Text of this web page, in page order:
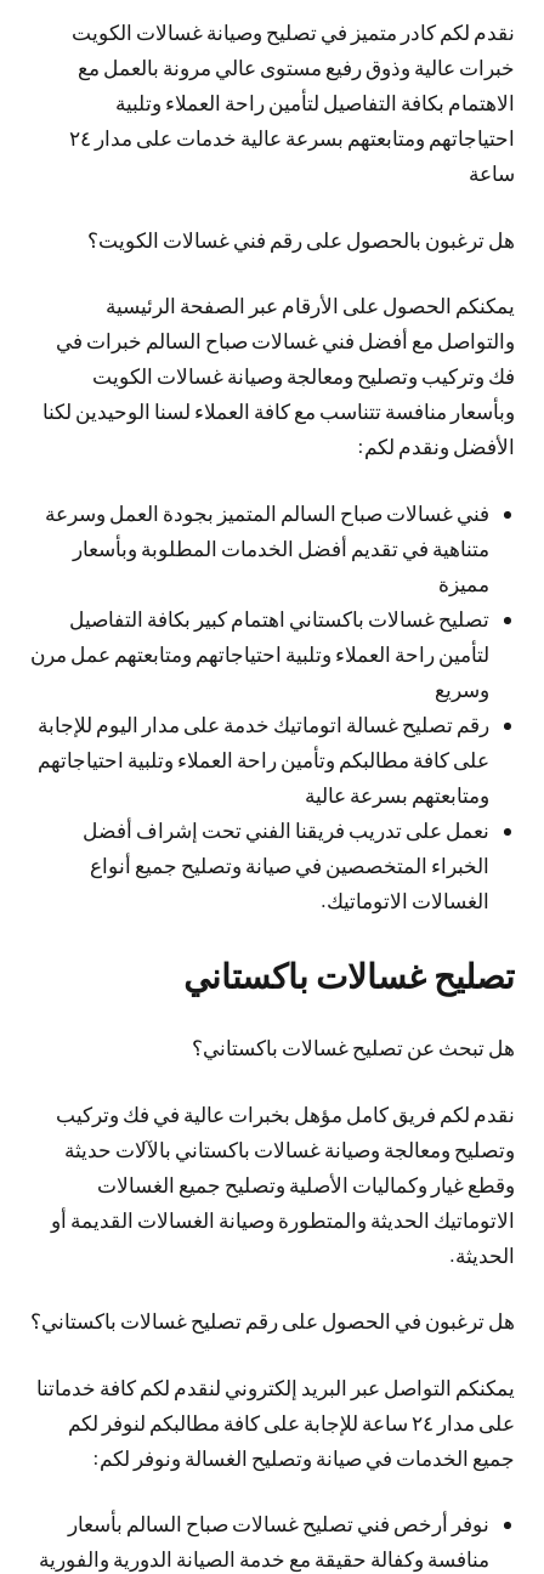
نقدم لكم كادر متميز في تصليح وصيانة غسالات الكويت
خبرات عالية وذوق رفيع مستوى عالي مرونة بالعمل مع
الاهتمام بكافة التفاصيل لتأمين راحة العملاء وتلبية
احتياجاتهم ومتابعتهم بسرعة عالية خدمات على مدار ٢٤
ساعة
هل ترغبون بالحصول على رقم فني غسالات الكويت؟
يمكنكم الحصول على الأرقام عبر الصفحة الرئيسية
والتواصل مع أفضل فني غسالات صباح السالم خبرات في
فك وتركيب وتصليح ومعالجة وصيانة غسالات الكويت
وبأسعار منافسة تتناسب مع كافة العملاء لسنا الوحيدين لكنا
الأفضل ونقدم لكم:
فني غسالات صباح السالم المتميز بجودة العمل وسرعة
متناهية في تقديم أفضل الخدمات المطلوبة وبأسعار
مميزة
تصليح غسالات باكستاني اهتمام كبير بكافة التفاصيل
لتأمين راحة العملاء وتلبية احتياجاتهم ومتابعتهم عمل مرن
وسريع
رقم تصليح غسالة اتوماتيك خدمة على مدار اليوم للإجابة
على كافة مطالبكم وتأمين راحة العملاء وتلبية احتياجاتهم
ومتابعتهم بسرعة عالية
نعمل على تدريب فريقنا الفني تحت إشراف أفضل
الخبراء المتخصصين في صيانة وتصليح جميع أنواع
الغسالات الاتوماتيك.
تصليح غسالات باكستاني
هل تبحث عن تصليح غسالات باكستاني؟
نقدم لكم فريق كامل مؤهل بخبرات عالية في فك وتركيب
وتصليح ومعالجة وصيانة غسالات باكستاني بالآلات حديثة
وقطع غيار وكماليات الأصلية وتصليح جميع الغسالات
الاتوماتيك الحديثة والمتطورة وصيانة الغسالات القديمة أو
الحديثة.
هل ترغبون في الحصول على رقم تصليح غسالات باكستاني؟
يمكنكم التواصل عبر البريد إلكتروني لنقدم لكم كافة خدماتنا
على مدار ٢٤ ساعة للإجابة على كافة مطالبكم لنوفر لكم
جميع الخدمات في صيانة وتصليح الغسالة ونوفر لكم:
نوفر أرخص فني تصليح غسالات صباح السالم بأسعار
منافسة وكفالة حقيقة مع خدمة الصيانة الدورية والفورية